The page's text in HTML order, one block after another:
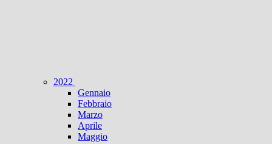
2022
Gennaio
Febbraio
Marzo
Aprile
Maggio